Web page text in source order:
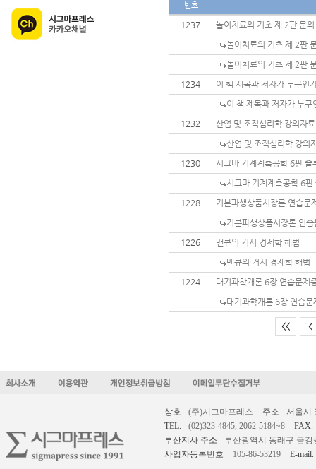
번호
1237
놀이치료의 기초 제 2판 문
놀이치료의 기초 제 2판
놀이치료의 기초 제 2판
1234
이 책 제목과 저자가 누구인
이 책 제목과 저자가 누구
1232
산업 및 조직심리학 강의자
산업 및 조직심리학 강의
1230
시그마 기계계측공학 6판 솔
시그마 기계계측공학 6
1228
기본파생상품시장론 연습문
기본파생상품시장론 연
1226
맨큐의 거시 경제학 해법
맨큐의 거시 경제학 해법
1224
대기과학개론 6장 연습문제
대기과학개론 6장 연습문
<< <
상호 (주)시그마프레스 주소
서울시
TEL.
(02)323-4845, 2062-5184~8
FAX.
부산지사 주소
부산광역시 동래구 금강
사업자등록번호
105-86-53219 E-mail.